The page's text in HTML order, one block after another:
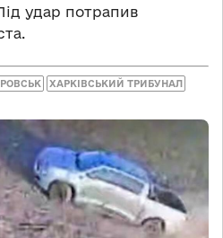
удар потрапив
ХАРКІВСЬКИЙ ТРИБУНАЛ